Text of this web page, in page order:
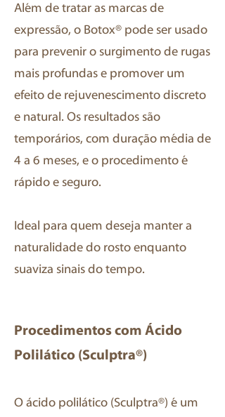
Além de tratar as marcas de
expressão, o Botox® pode ser usado
para prevenir o surgimento de rugas
mais profundas e promover um
efeito de rejuvenescimento discreto
e natural. Os resultados são
temporários, com duração média de
4 a 6 meses, e o procedimento é
rápido e seguro.
Ideal para quem deseja manter a
naturalidade do rosto enquanto
suaviza sinais do tempo.
Procedimentos com Ácido
Polilático (Sculptra®)
O ácido polilático (Sculptra®) é um